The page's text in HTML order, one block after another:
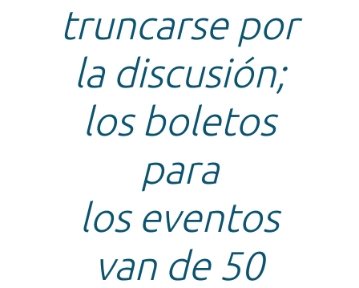
truncarse por
la discusión;
los boletos
para
los eventos
van de 50